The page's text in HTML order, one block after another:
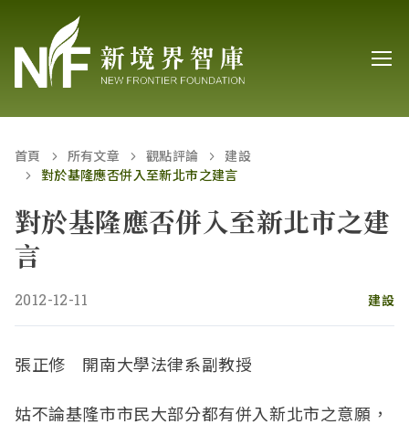
首頁 所有文章 觀點評論
建設
對於基隆應否併入至新北市之建言
對於基隆應否併入至新北市之建
言
2012-12-11 建設
張正修 開南大學法律系副教授
姑不論基隆市市民大部分都有併入新北市之意願，